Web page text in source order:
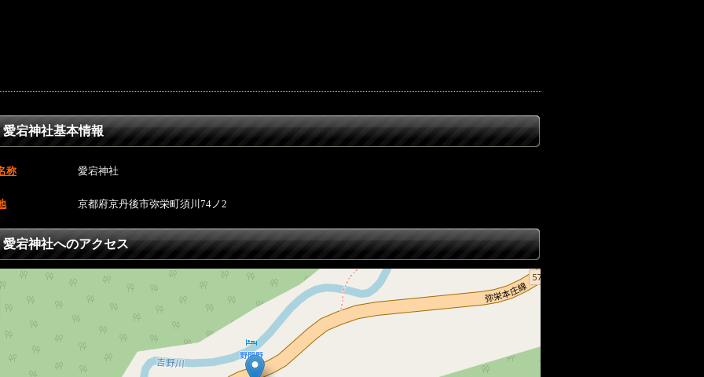
愛宕神社基本情報
称 愛宕神社
京都府京丹後市弥栄町須川74ノ2
愛宕神社へのアクセス